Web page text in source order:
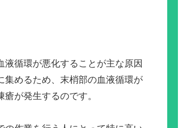
循環が悪化することが主な原因
集めるため、末梢部の血液循環が
が発生するのです。